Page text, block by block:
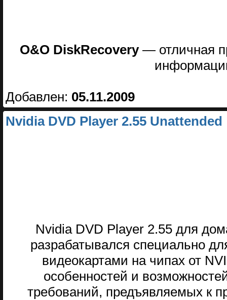
O&O DiskRecovery— отличная
Добавлен: 05.11.2009
Nvidia DVD Player 2.55 Unattended
Nvidia DVD Player 2.55 для
разрабатывался специально
видеокартами на чипах от
особенностей и
требований, предъявляемых к